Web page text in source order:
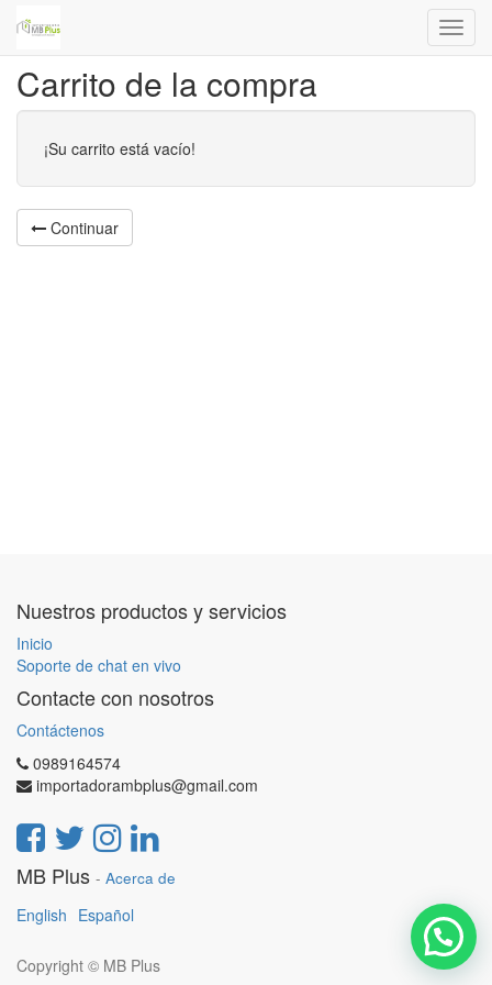
Menú
de
Carrito de la compra
¡Su carrito está vacío!
Continuar
Nuestros productos y servicios
Inicio
Soporte de chat en vivo
Contacte con nosotros
Contáctenos
0989164574
importadorambplus@gmail.com
MB Plus - Acerca de
English Español
Copyright © MB Plus